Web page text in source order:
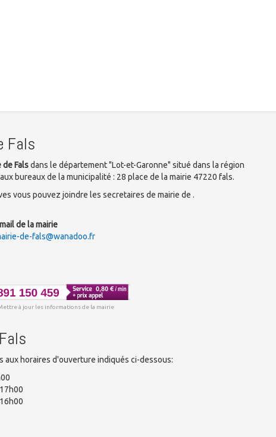
Fals
de Falsdans le département "Lot-et-Garonne" situé dans la région
bureaux de la municipalité : 28 place de la mairie 47220 fals.
vous pouvez joindre les secretaires de mairie de .
de la mairie
de-fals@wanadoo.fr
à jour les informations de la mairie
aux horaires d'ouverture indiqués ci-dessous: